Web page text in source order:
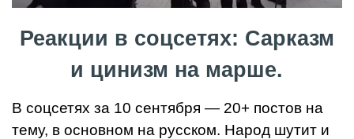
Реакции в соцсетях: Сарказм
и цинизм на марше.
В соцсетях за 10 сентября — 20+ постов на
тему, в основном на русском. Народ шутит и